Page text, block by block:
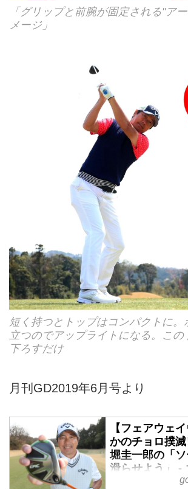
「グリップと前腕が固定される"ア
メージ」
短く持つとトップはコンパクトに。
立つのでアップライトになる。この
下ろすだけ
月刊GD2019年6月号より
【フェアウェ
かのチョロ撲
堀圭一郎の「
滑らせよう」 -
うWEB by ゴ